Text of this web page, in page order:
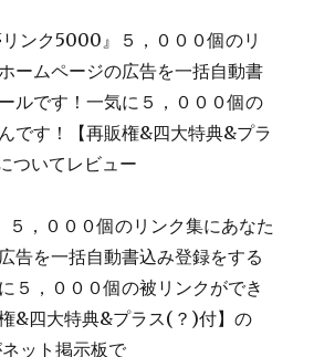
ンク5000』５，０００個のリ
ームページの広告を一括自動書
ルです！一気に５，０００個の
です！【再販権&四大特典&プラ
いてレビュー
５，０００個のリンク集にあなた
告を一括自動書込み登録をする
５，０００個の被リンクができ
&四大特典&プラス(？)付】の
ット掲示板で